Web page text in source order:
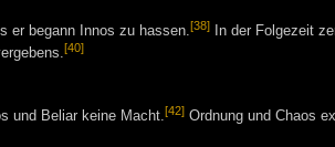
er begann Innos zu hassen.[38]In der Folgezeit
[40]
und Beliar keine Macht. [42]Ordnung und Chaos